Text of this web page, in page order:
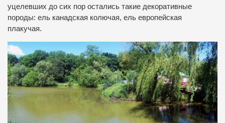
уцелевших до сих пор остались такие декоративные
породы: ель канадская колючая, ель европейская
плакучая.